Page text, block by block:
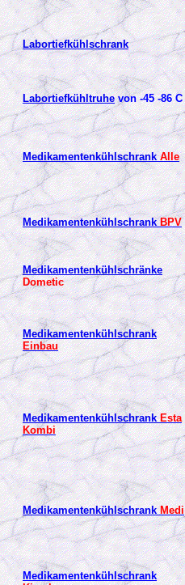
Labortiefkühlschrank
Labortiefkühltruhevon -45 -86 C
MedikamentenkühlschrankAlle
MedikamentenkühlschrankBPV
Medikamentenkühlschränke
Dometic
Medikamentenkühlschrank
Einbau
MedikamentenkühlschrankEsta
Kombi
MedikamentenkühlschrankMedi
Medikamentenkühlschrank